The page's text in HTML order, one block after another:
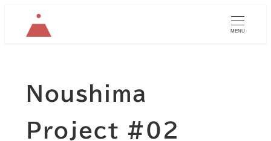
MENU
Noushima
Project #02